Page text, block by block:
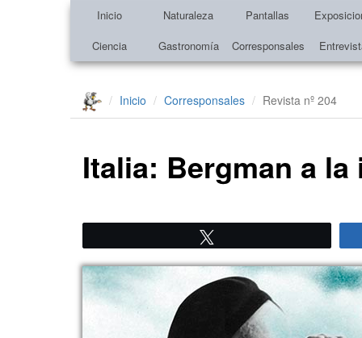
Inicio Naturaleza Pantallas
Ciencia
Gastronomía Corresponsales
Inicio Corresponsales Revista nº 204
Italia: Bergman a la